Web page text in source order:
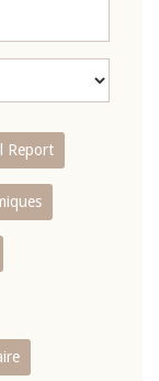
Report